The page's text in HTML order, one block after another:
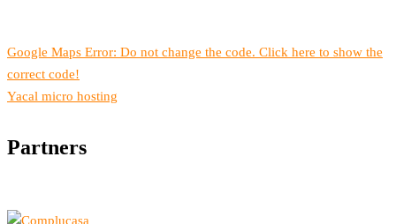
Google Maps Error: Do not change the code. Click here to show the
correct code!
Yacal micro hosting
Partners